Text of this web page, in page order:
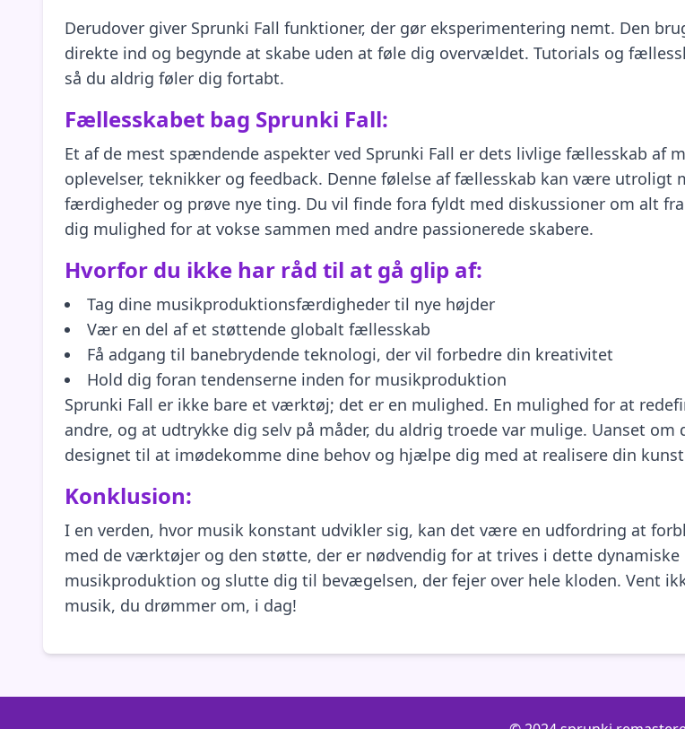
Derudover giver Sprunki Fall funktioner, der gør eksperimentering nemt. Den
direkte ind og begynde at skabe uden at føle dig overvældet. Tutorials og
så du aldrig føler dig fortabt.
Fællesskabet bag Sprunki Fall:
Et af de mest spændende aspekter ved Sprunki Fall er dets livlige fællesskab af
oplevelser, teknikker og feedback. Denne følelse af fællesskab kan være
færdigheder og prøve nye ting. Du vil finde fora fyldt med diskussioner om alt
dig mulighed for at vokse sammen med andre passionerede skabere.
Hvorfor du ikke har råd til at gå glip af:
Tag dine musikproduktionsfærdigheder til nye højder
Vær en del af et støttende globalt fællesskab
Få adgang til banebrydende teknologi, der vil forbedre din kreativitet
Hold dig foran tendenserne inden for musikproduktion
Sprunki Fall er ikke bare et værktøj; det er en mulighed. En mulighed for at
andre, og at udtrykke dig selv på måder, du aldrig troede var mulige. Uanset
designet til at imødekomme dine behov og hjælpe dig med at realisere din
Konklusion:
I en verden, hvor musik konstant udvikler sig, kan det være en udfordring at
med de værktøjer og den støtte, der er nødvendig for at trives i dette
musikproduktion og slutte dig til bevægelsen, der fejer over hele kloden. Vent
musik, du drømmer om, i dag!